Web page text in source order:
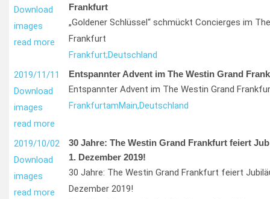
Download
images
read more
Frankfurt
„Goldener Schlüssel“ schmückt Concierges im
Frankfurt
Frankfurt;Deutschland
2019/11/11
Download
images
read more
Entspannter Advent im The Westin Grand
Entspannter Advent im The Westin Grand
FrankfurtamMain,Deutschland
2019/10/02
Download
images
read more
30 Jahre: The Westin Grand Frankfurt feiert
1. Dezember 2019!
30 Jahre: The Westin Grand Frankfurt feiert
Dezember 2019!